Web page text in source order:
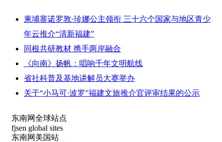
柬埔寨诺罗敦·珍娜公主领衔 三十六个国家与地区青少
年云推介“清新福建”
同根共研教材 携手两岸融合
《向南》扬帆：唱响千年文明航线
省社科普及基地讲解员大赛举办
关于“小马可·波罗”福建文旅推介官评审结果的公示
东南网全球站点
fjsen global sites
东南网美国站